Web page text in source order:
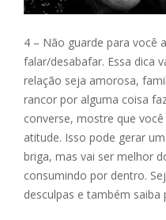
4 – Não guarde para você
falar/desabafar. Essa dica
relação seja amorosa,
rancor por alguma coisa
converse, mostre que
atitude. Isso pode gerar
briga, mas vai ser melhor
consumindo por dentro.
desculpas e também saiba